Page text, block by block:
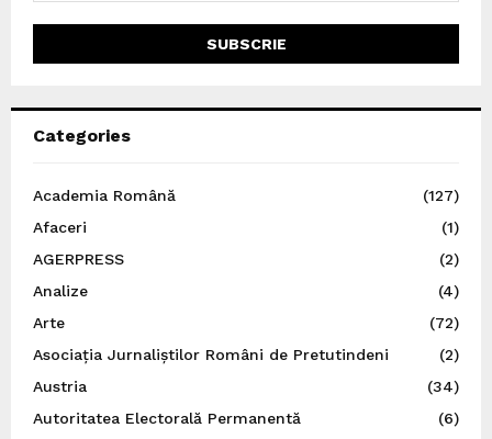
Categories
Academia Română
(127)
Afaceri
(1)
AGERPRESS
(2)
Analize
(4)
Arte
(72)
Asociația Jurnaliștilor Români de Pretutindeni
(2)
Austria
(34)
Autoritatea Electorală Permanentă
(6)